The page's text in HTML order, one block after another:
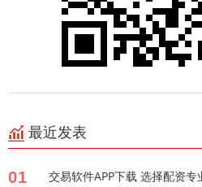
最近发表
01 交易软件APP下载 选择配资